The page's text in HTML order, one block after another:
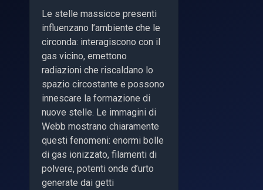
Le stelle massicce presenti
influenzano l’ambiente che le
circonda: interagiscono con il
gas vicino, emettono
radiazioni che riscaldano lo
spazio circostante e possono
innescare la formazione di
nuove stelle. Le immagini di
Webb mostrano chiaramente
questi fenomeni: enormi bolle
di gas ionizzato, filamenti di
polvere, potenti onde d’urto
generate dai getti